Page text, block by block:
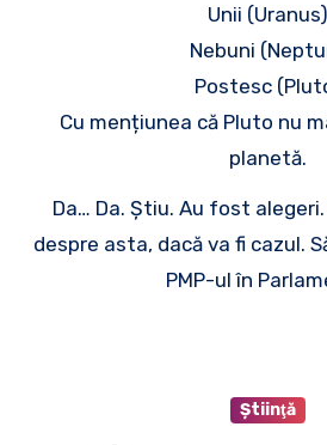
Unii (Uranus)
Nebuni
Postesc
Cu mențiunea că Pluto nu
planetă.
Da… Da. Știu. Au fost
despre asta, dacă va fi cazul.
PMP-ul în
Ştiinţă